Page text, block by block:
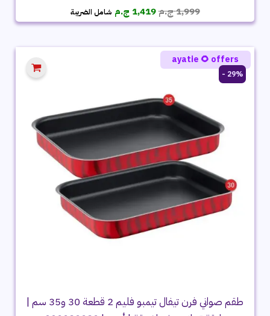
1,999ج.مالسعر
الأصلي
1,999 ج.م.
1,419 ج.م السعر
الحالي
1,419 ج.م.
شامل الضريبة
29% -
طقم صواني فرن تيفال تيمبو فليم 2 قطعة 30 و35 سم |
ayatie 🌻 offers